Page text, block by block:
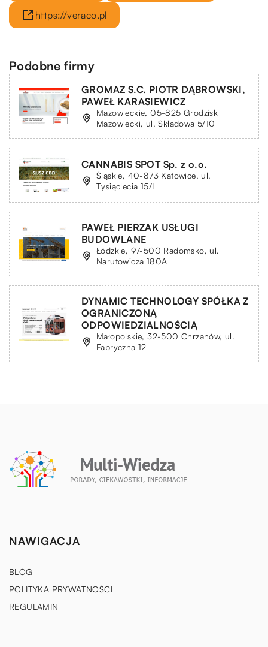
https://veraco.pl
Podobne firmy
GROMAZ S.C. PIOTR DĄBROWSKI,
PAWEŁ KARASIEWICZ
Mazowieckie, 05-825 Grodzisk
Mazowiecki, ul. Składowa 5/10
CANNABIS SPOT Sp. z o.o.
Śląskie, 40-873 Katowice, ul.
Tysiąclecia 15/I
PAWEŁ PIERZAK USŁUGI
BUDOWLANE
Łódzkie, 97-500 Radomsko, ul.
Narutowicza 180A
DYNAMIC TECHNOLOGY SPÓŁKA Z
OGRANICZONĄ
ODPOWIEDZIALNOŚCIĄ
Małopolskie, 32-500 Chrzanów, ul.
Fabryczna 12
NAWIGACJA
BLOG
POLITYKA PRYWATNOŚCI
REGULAMIN